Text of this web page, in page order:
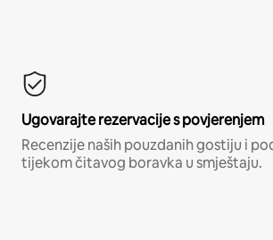
Ugovarajte rezervacije s povjerenjem
Recenzije naših pouzdanih gostiju i
tijekom čitavog boravka u smještaju.